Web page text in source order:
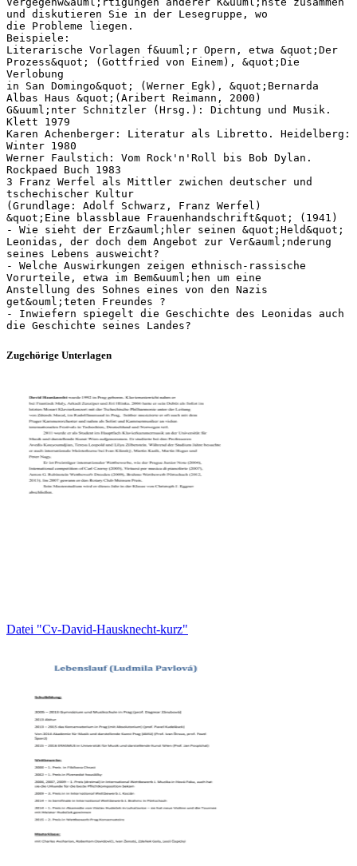
und diskutieren Sie in der Lesegruppe, wo
die Probleme liegen.
Beispiele:
Literarische Vorlagen f&uuml;r Opern, etwa &quot;Der
Prozess&quot; (Gottfried von Einem), &quot;Die
Verlobung
in San Domingo&quot; (Werner Egk), &quot;Bernarda
Albas Haus &quot;(Aribert Reimann, 2000)
G&uuml;nter Schnitzler (Hrsg.): Dichtung und Musik.
Klett 1979
Karen Achenberger: Literatur als Libretto. Heidelberg:
Winter 1980
Werner Faulstich: Vom Rock'n'Roll bis Bob Dylan.
Rockpaed Buch 1983
3 Franz Werfel als Mittler zwichen deutscher und
tschechischer Kultur
(Grundlage: Adolf Schwarz, Franz Werfel)
&quot;Eine blassblaue Frauenhandschrift&quot; (1941)
- Wie sieht der Erz&auml;hler seinen &quot;Held&quot;
Leonidas, der doch dem Angebot zur Ver&auml;nderung
seines Lebens ausweicht?
- Welche Auswirkungen zeigen ethnisch-rassische
Vorurteile, etwa im Bem&uuml;hen um eine
Anstellung des Sohnes eines von den Nazis
get&ouml;teten Freundes ?
- Inwiefern spiegelt die Geschichte des Leonidas auch
Zugehörige Unterlagen
Datei "Cv-David-Hausknecht-kurz"